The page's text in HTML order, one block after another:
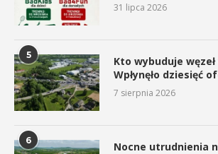
31 lipca 2026
5
Kto wybuduje
Wpłynęło dziesięć
7 sierpnia 2026
6 Nocne utrudnienia